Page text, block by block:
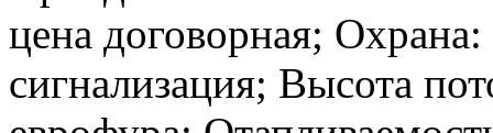
цена договорная;
сигнализация; Высота